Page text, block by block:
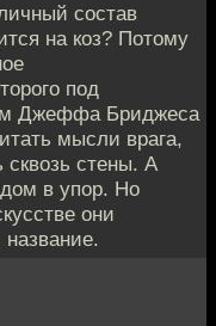
состав
на коз? Потому
под
Джеффа Бриджеса
мысли врага,
сквозь стены. А
в упор. Но
они